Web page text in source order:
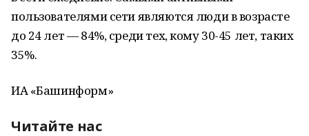
пользователями сети являются люди в возрасте
до 24 лет — 84%, среди тех, кому 30-45 лет, таких
35%.
ИА «Башинформ»
Читайте нас